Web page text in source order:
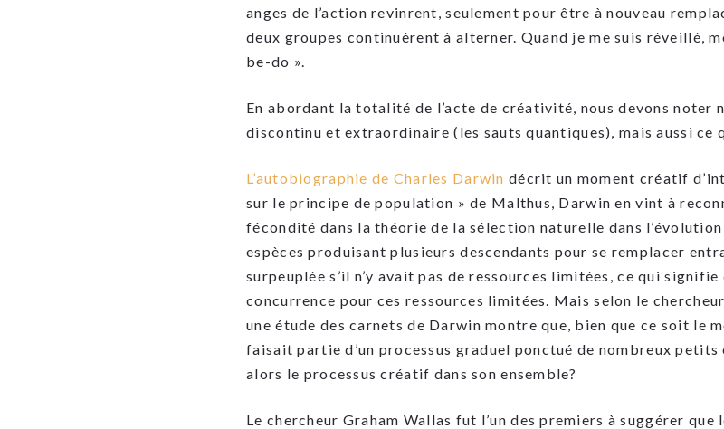
anges de l’action revinrent, seulement pour être à nouveau
deux groupes continuèrent à alterner. Quand je me suis réveillé,
be-do ».
En abordant la totalité de l’acte de créativité, nous devons noter
discontinu et extraordinaire (les sauts quantiques), mais aussi ce
L’autobiographie de Charles Darwin décrit un moment créatif
sur le principe de population » de Malthus, Darwin en vint à
fécondité dans la théorie de la sélection naturelle dans
espèces produisant plusieurs descendants pour se remplacer
surpeuplée s’il n’y avait pas de ressources limitées, ce qui
concurrence pour ces ressources limitées. Mais selon le
une étude des carnets de Darwin montre que, bien que ce soit le
faisait partie d’un processus graduel ponctué de nombreux
alors le processus créatif dans son ensemble?
Le chercheur Graham Wallas fut l’un des premiers à suggérer